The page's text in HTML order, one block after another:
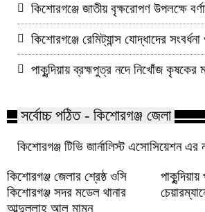
কিশোরগঞ্জে জাতীয় বৃক্ষরোপণ উপলক্ষে
কিশোরগঞ্জে রেমিট্যান্স যোদ্ধাদের
পাকুন্দিয়ায় ব্রহ্মপুত্র নদে নিখোঁজ কৃষকের
সর্বোচ্চ পঠিত - কিশোরগঞ্জ জেলা
কিশোরগঞ্জ টিভি জার্নালিস্ট এসোসিয়েশন এর
কিশোরগঞ্জ জেলার শ্রেষ্ঠ ওসি
কিশোরগঞ্জ সদর মডেল থানার
আব্দুল্লাহ আল মামুন